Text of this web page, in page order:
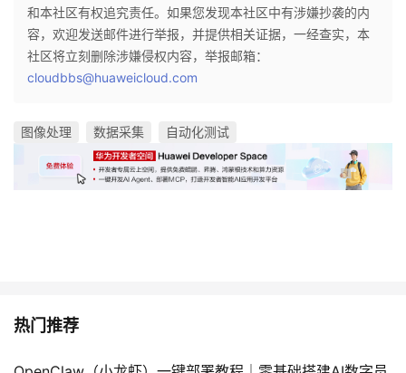
和本社区有权追究责任。如果您发现本社区中有涉嫌抄袭的内
容，欢迎发送邮件进行举报，并提供相关证据，一经查实，本
社区将立刻删除涉嫌侵权内容，举报邮箱：
cloudbbs@huaweicloud.com
图像处理 数据采集 自动化测试
热门推荐